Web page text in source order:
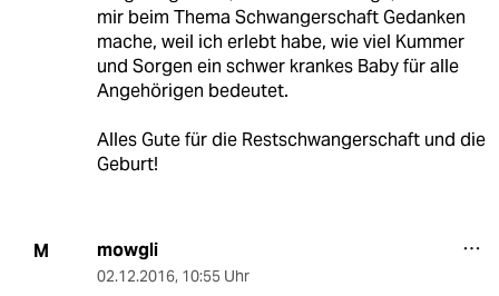
mir beim Thema Schwangerschaft Gedanken
mache, weil ich erlebt habe, wie viel Kummer
und Sorgen ein schwer krankes Baby für alle
Angehörigen bedeutet.
Alles Gute für die Restschwangerschaft und die
Geburt!
M mowgli
02.12.2016, 10:55 Uhr